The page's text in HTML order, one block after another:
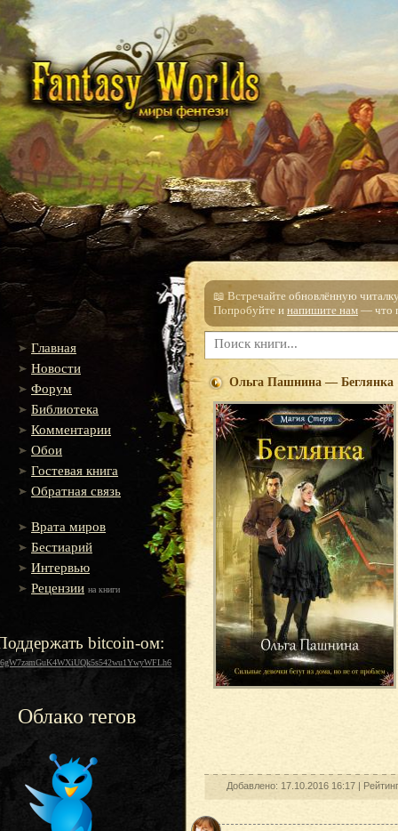
Главная
Новости
Форум
Библиотека
Комментарии
Обои
Гостевая книга
Обратная связь
Врата миров
Бестиарий
Интервью
Рецензии на книги
bitcoin-ом:
Облако тегов
📖 Встречайте обновлённую
Попробуйте и напишите нам — что
Ольга Пашнина — Беглянка
Добавлено: 17.10.2016 16:17 |